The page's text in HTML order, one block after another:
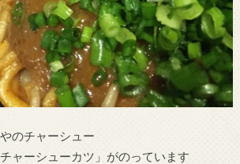
のチャーシュー
ャーシューカツ」がのっています